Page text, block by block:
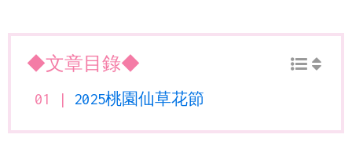
◆文章目錄◆
2025桃園仙草花節